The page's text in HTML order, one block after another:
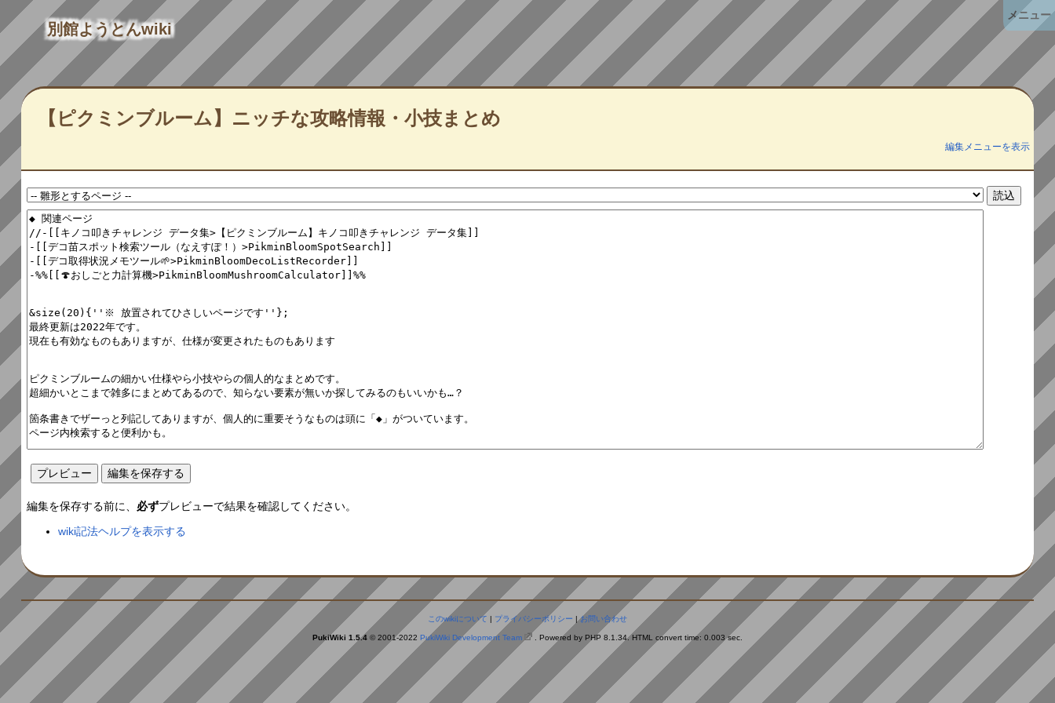
別館ようとんwiki
【ピクミンブルーム】ニッチな攻略情報・小技まとめ
編集メニューを表示
編集を保存する前に、 必ずプレビューで結果を確認してください。
wiki記法ヘルプを表示する
このwikiについて | プライバシーポリシー |お問い合わせ
PukiWiki 1.5.4 © 2001-2022 PukiWiki Development Team . Powered by PHP 8.1.34. HTML convert time: 0.003 sec.
メニュー